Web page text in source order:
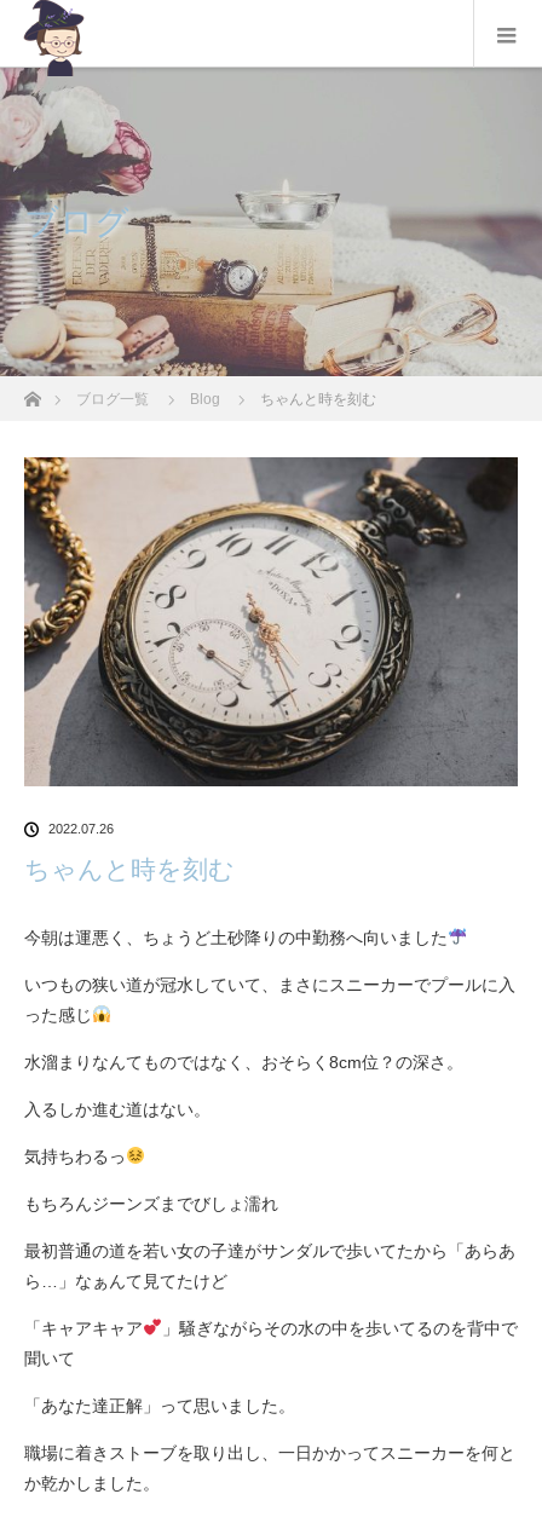
ブログ
ホームブログ一覧 Blog ちゃんと時を刻む
2022.07.26
ちゃんと時を刻む
今朝は運悪く、ちょうど土砂降りの中勤務へ向いました
いつもの狭い道が冠水していて、まさにスニーカーでプールに入
った感じ
水溜まりなんてものではなく、おそらく8cm位？の深さ。
入るしか進む道はない。
気持ちわるっ
もちろんジーンズまでびしょ濡れ
最初普通の道を若い女の子達がサンダルで歩いてたから「あらあ
ら…」なぁんて見てたけど
「キャアキャア
」騒ぎながらその水の中を歩いてるのを背中で
聞いて
「あなた達正解」って思いました。
職場に着きストーブを取り出し、一日かかってスニーカーを何と
か乾かしました。